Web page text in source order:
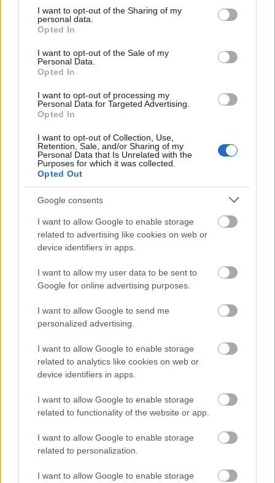
not limited to your visit or usage behaviour. You may click to
grant or deny consent to Google and its third-party tags to
use your data for below specified purposes in below Google
consent section.
I want to opt-out of the Sharing of my
personal data.
Opted In
I want to opt-out of the Sale of my
Personal Data.
Opted In
I want to opt-out of processing my
Personal Data for Targeted Advertising.
Opted In
I want to opt-out of Collection, Use,
Retention, Sale, and/or Sharing of my
Personal Data that Is Unrelated with the
Purposes for which it was collected.
Opted Out
Google consents
I want to allow Google to enable storage
related to advertising like cookies on web or
device identifiers in apps.
I want to allow my user data to be sent to
Google for online advertising purposes.
I want to allow Google to send me
personalized advertising.
I want to allow Google to enable storage
related to analytics like cookies on web or
device identifiers in apps.
I want to allow Google to enable storage
related to functionality of the website or app.
I want to allow Google to enable storage
related to personalization.
I want to allow Google to enable storage
nyomott egy kétezrest, hogy vegyek neki is.
Mert itt még bíznak egymásban az emberek,
A következő koncertet a Brains adta, ami
sablonok hátán, bár lötyögni jó volt, de ennyi.
Semmi pluszt nem adott, bár már nem is
hazamentünk. Útközben azért megetettünk
egy lovat, hogy ne múljon el karitatív
tevékenység nélkül a nap.
Ma folytatjuk, amit eddig is csináltunk:
figyelünk, hallgatunk, látunk, és jegyzetelünk.
Művészetek Völgye Kapolcs Folk Fesztiválok